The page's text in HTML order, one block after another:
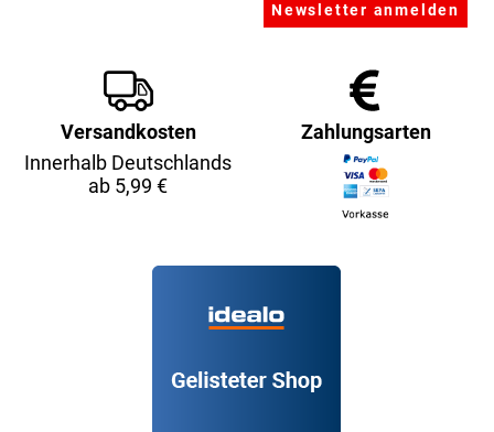
Versandkosten
Innerhalb Deutschlands
ab 5,99 €
Zahlungsarten